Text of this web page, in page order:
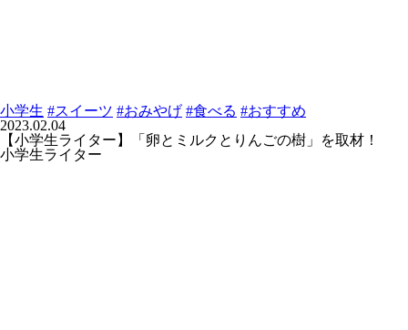
小学生 #スイーツ #おみやげ #食べる #おすすめ
2023.02.04
【小学生ライター】「卵とミルクとりんごの樹」を取材！
小学生ライター